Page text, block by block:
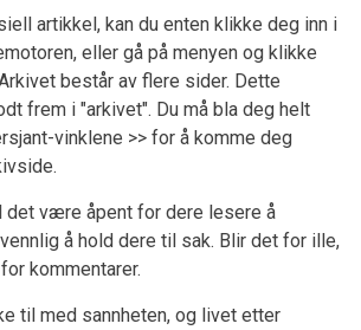
artikkel, kan du enten klikke deg inn i
eller gå på menyen og klikke
består av flere sider. Dette
frem i "arkivet". Du må bla deg helt
vinklene >> for å komme deg
det være åpent for dere lesere å
å hold dere til sak. Blir det for ille,
kommentarer.
til med sannheten, og livet etter